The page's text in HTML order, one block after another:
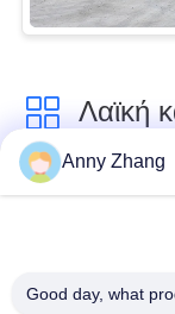
Λαϊκή
κάρρο
κάρρο
Anny Zhang
Good day, what